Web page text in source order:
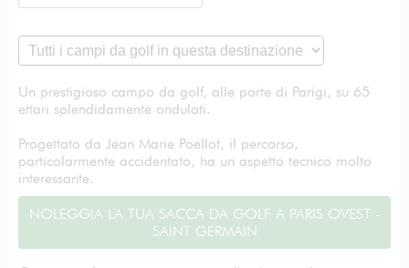
Un prestigioso campo da golf, alle porte di Parigi, su 65
ettari splendidamente ondulati.
Progettato da Jean Marie Poellot, il percorso,
particolarmente accidentato, ha un aspetto tecnico molto
interessante.
NOLEGGIA LA TUA SACCA DA GOLF A PARIS OVEST -
SAINT GERMAIN